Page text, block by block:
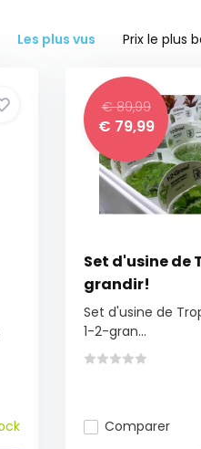
Les plus vus Prix le plus
€ 89,99
€ 79,99
Set d'usine de
grandir!
Set d'usine de
1-2-gran...
Comparer